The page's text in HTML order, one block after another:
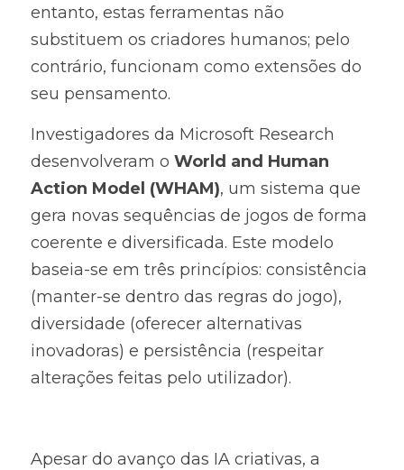
entanto, estas ferramentas não
substituem os criadores humanos; pelo
contrário, funcionam como extensões do
seu pensamento.
Investigadores da Microsoft Research
desenvolveram o World and Human
Action Model (WHAM), um sistema que
gera novas sequências de jogos de forma
coerente e diversificada. Este modelo
baseia-se em três princípios: consistência
(manter-se dentro das regras do jogo),
diversidade (oferecer alternativas
inovadoras) e persistência (respeitar
alterações feitas pelo utilizador).
Apesar do avanço das IA criativas, a